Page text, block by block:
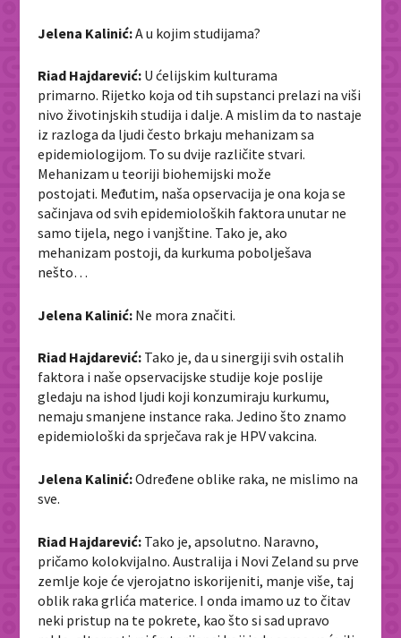
Jelena Kalinić:A u kojim studijama?
Riad Hajdarević: U ćelijskim kulturama
primarno. Rijetko koja od tih supstanci prelazi na viši
nivo životinjskih studija i dalje. A mislim da to nastaje
iz razloga da ljudi često brkaju mehanizam sa
epidemiologijom. To su dvije različite stvari.
Mehanizam u teoriji biohemijski može
postojati. Međutim, naša opservacija je ona koja se
sačinjava od svih epidemioloških faktora unutar ne
samo tijela, nego i vanjštine. Tako je, ako
mehanizam postoji, da kurkuma pobolješava
nešto…
Jelena Kalinić: Ne mora značiti.
Riad Hajdarević: Tako je, da u sinergiji svih ostalih
faktora i naše opservacijske studije koje poslije
gledaju na ishod ljudi koji konzumiraju kurkumu,
nemaju smanjene instance raka. Jedino što znamo
epidemiološki da sprječava rak je HPV vakcina.
Jelena Kalinić:Određene oblike raka, ne mislimo na
sve.
Riad Hajdarević: Tako je, apsolutno. Naravno,
pričamo kolokvijalno. Australija i Novi Zeland su prve
zemlje koje će vjerojatno iskorijeniti, manje više, taj
oblik raka grlića materice. I onda imamo uz to čitav
neki pristup na te pokrete, kao što si sad upravo